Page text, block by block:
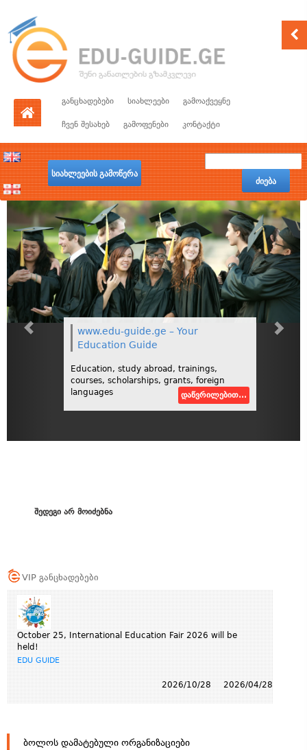
განცხადებები სიახლეები გამოაქვეყნე
ჩვენ შესახებ გამოფენები კონტაქტი
სიახლეების გამოწერა
ძიება
www.edu-guide.ge – Your
Education Guide
Education, study abroad, trainings,
courses, scholarships, grants, foreign
languages
დაწვრილებით...
შედეგი არ მოიძებნა
VIP განცხადებები
October 25, International Education Fair 2026 will be
held!
EDU GUIDE
2026/04/28
2026/10/28
ბოლოს დამატებული ორგანიზაციები